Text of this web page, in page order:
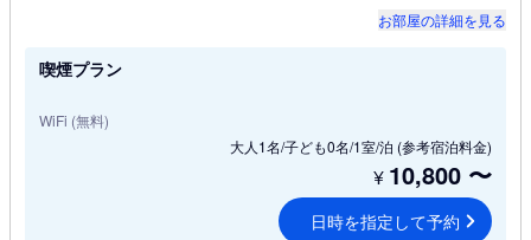
お部屋の詳細を見る
喫煙プラン
WiFi (無料)
大人1名/子ども0名/1室/泊 (参考宿泊料金)
¥ 10,800 〜
日時を指定して予約